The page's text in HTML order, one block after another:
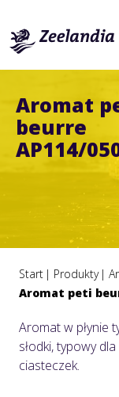
Aromat
beurre
AP114/
Start Produkty
Aromat peti
Aromat w płynie
słodki, typowy
ciasteczek.